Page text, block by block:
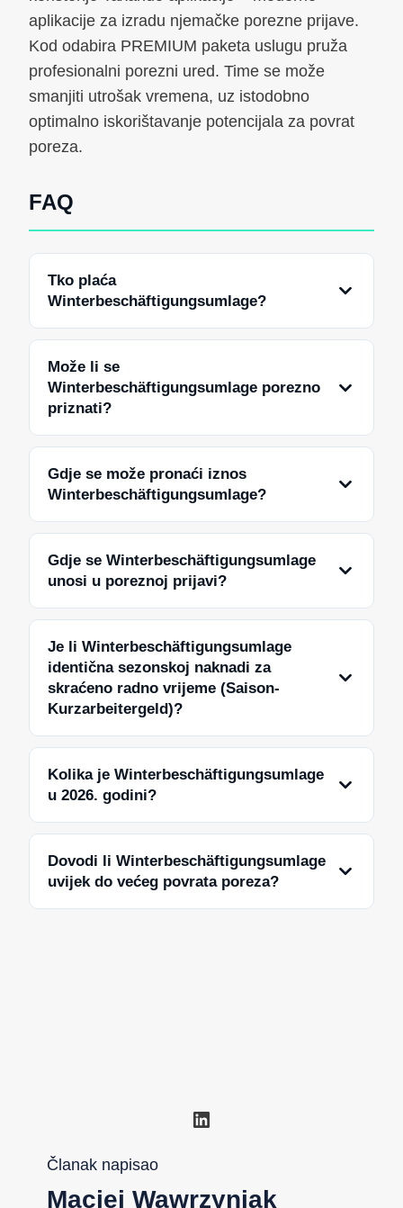
aplikacije za izradu njemačke porezne prijave.
Kod odabira PREMIUM paketa uslugu pruža
profesionalni porezni ured. Time se može
smanjiti utrošak vremena, uz istodobno
optimalno iskorištavanje potencijala za povrat
poreza.
FAQ
Tko plaća
Winterbeschäftigungsumlage?
Može li se
Winterbeschäftigungsumlage porezno
priznati?
Gdje se može pronaći iznos
Winterbeschäftigungsumlage?
Gdje se Winterbeschäftigungsumlage
unosi u poreznoj prijavi?
Je li Winterbeschäftigungsumlage
identična sezonskoj naknadi za
skraćeno radno vrijeme (Saison-
Kurzarbeitergeld)?
Kolika je Winterbeschäftigungsumlage
u 2026. godini?
Dovodi li Winterbeschäftigungsumlage
uvijek do većeg povrata poreza?
LinkedIn
Članak napisao
Maciej Wawrzyniak